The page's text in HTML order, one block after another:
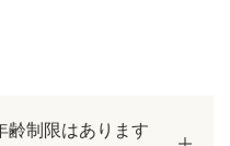
齢制限はあります